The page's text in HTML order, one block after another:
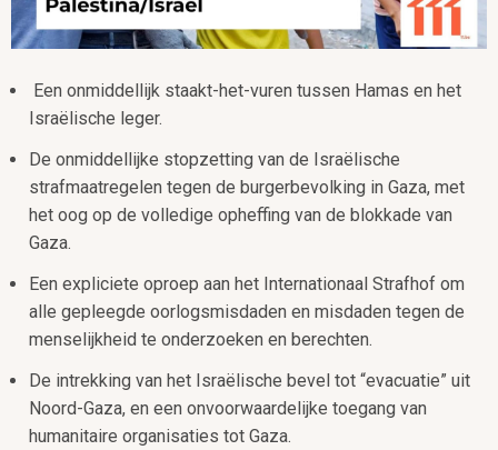
Een onmiddellijk staakt-het-vuren tussen Hamas en het
Israëlische leger.
De onmiddellijke stopzetting van de Israëlische
strafmaatregelen tegen de burgerbevolking in Gaza, met
het oog op de volledige opheffing van de blokkade van
Gaza.
Een expliciete oproep aan het Internationaal Strafhof om
alle gepleegde oorlogsmisdaden en misdaden tegen de
menselijkheid te onderzoeken en berechten.
De intrekking van het Israëlische bevel tot “evacuatie” uit
Noord-Gaza, en een onvoorwaardelijke toegang van
humanitaire organisaties tot Gaza.